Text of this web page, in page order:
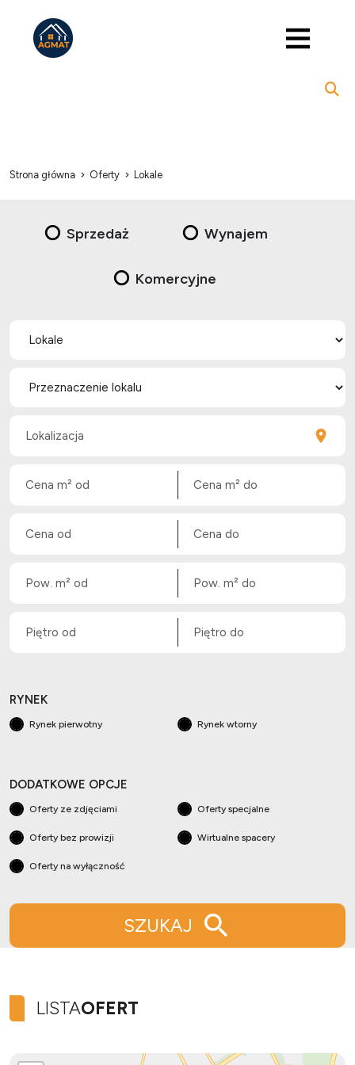
Strona główna Oferty Lokale
Sprzedaż Wynajem
Komercyjne
RYNEK
Rynek pierwotny Rynek wtorny
DODATKOWE OPCJE
Oferty ze zdjęciami Oferty specjalne
Oferty bez prowizji Wirtualne spacery
Oferty na wyłączność
SZUKAJ
LISTAOFERT